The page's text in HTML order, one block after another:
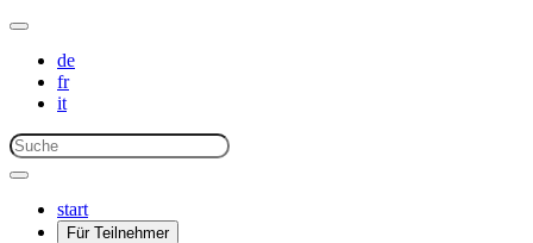
de
fr
it
start
Für Teilnehmer